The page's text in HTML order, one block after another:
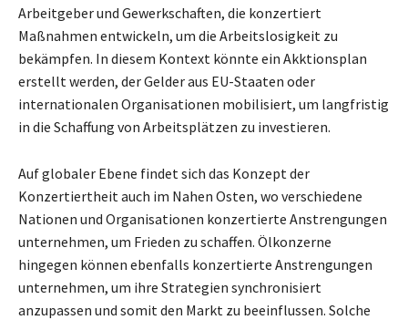
Arbeitgeber und Gewerkschaften, die konzertiert
Maßnahmen entwickeln, um die Arbeitslosigkeit zu
bekämpfen. In diesem Kontext könnte ein Akktionsplan
erstellt werden, der Gelder aus EU-Staaten oder
internationalen Organisationen mobilisiert, um langfristig
in die Schaffung von Arbeitsplätzen zu investieren.
Auf globaler Ebene findet sich das Konzept der
Konzertiertheit auch im Nahen Osten, wo verschiedene
Nationen und Organisationen konzertierte Anstrengungen
unternehmen, um Frieden zu schaffen. Ölkonzerne
hingegen können ebenfalls konzertierte Anstrengungen
unternehmen, um ihre Strategien synchronisiert
anzupassen und somit den Markt zu beeinflussen. Solche